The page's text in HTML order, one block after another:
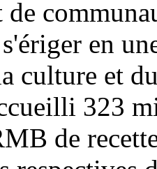
en
culture et
323
de